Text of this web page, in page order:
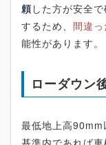
頼 した方が安全
するため、 間違
能性があります。
ローダウン
最低地上高
基準内であれば車